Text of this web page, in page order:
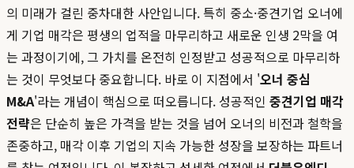
의 미래가 걸린 중차대한 사안입니다. 특히 중소·중견기업 오너에
게 기업 매각은 평생의 업적을 마무리하고 새로운 인생 2막을 여
는 과정이기에, 그 가치를 온전히 인정받고 성공적으로 마무리하
는 것이 무엇보다 중요합니다. 바로 이 지점에서 '오너 중심
M&A'라는 개념이 핵심으로 떠오릅니다. 성공적인 중견기업 매각
전략은 단순히 높은 가격을 받는 것을 넘어 오너의 비전과 철학을
존중하고, 매각 이후 기업의 지속 가능한 성장을 보장하는 파트너